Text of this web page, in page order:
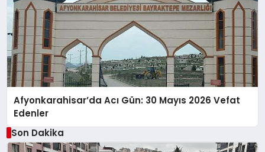
Afyonkarahisar’da Acı Gün: 30 Mayıs 2026 Vefat
Edenler
Son Dakika